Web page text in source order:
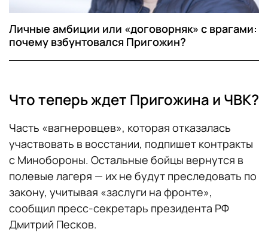
Личные амбиции или «договорняк» с врагами:
почему взбунтовался Пригожин?
Что теперь ждет Пригожина и ЧВК?
Часть «вагнеровцев», которая отказалась
участвовать в восстании, подпишет контракты
с Минобороны. Остальные бойцы вернутся в
полевые лагеря — их не будут преследовать по
закону, учитывая «заслуги на фронте»,
сообщил пресс-секретарь президента РФ
Дмитрий Песков.